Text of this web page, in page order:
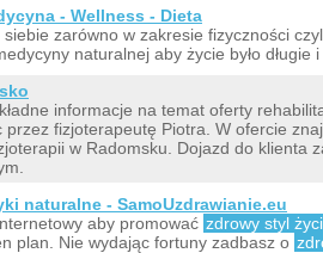
- Wellness - Dieta
zarówno w zakresie fizyczności
naturalnej aby życie było długie
informacje na temat oferty
fizjoterapeutę Piotra. W ofercie
w Radomsku. Dojazd do klienta
naturalne - SamoUzdrawianie.eu
aby promować zdrowy styl
plan. Nie wydając fortuny zadbasz o